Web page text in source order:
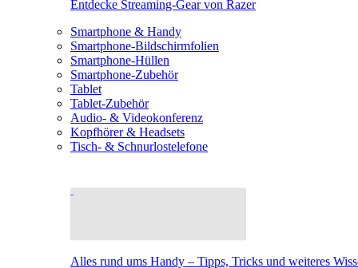
Entdecke Streaming-Gear von Razer
Smartphone & Handy
Smartphone-Bildschirmfolien
Smartphone-Hüllen
Smartphone-Zubehör
Tablet
Tablet-Zubehör
Audio- & Videokonferenz
Kopfhörer & Headsets
Tisch- & Schnurlostelefone
Alles rund ums Handy – Tipps, Tricks und weiteres